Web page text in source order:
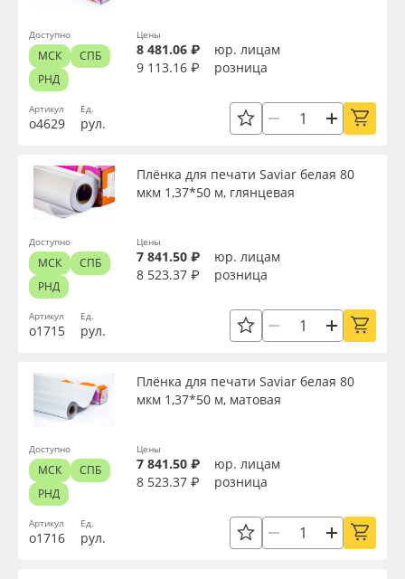
Артикул
о4629
Ед.
рул.
Цены
8 481.06 ₽
юр. лицам
9 113.16 ₽
розница
Доступно
МСК
СПБ
РНД
Артикул
о1715
Плёнка для печати Saviar белая 80
мкм 1,37*50 м, глянцевая
Ед.
рул.
Цены
7 841.50 ₽
юр. лицам
8 523.37 ₽
розница
Доступно
МСК
СПБ
РНД
Артикул
о1716
Плёнка для печати Saviar белая 80
мкм 1,37*50 м, матовая
Ед.
рул.
Цены
7 841.50 ₽
юр. лицам
8 523.37 ₽
розница
Доступно
МСК
СПБ
РНД